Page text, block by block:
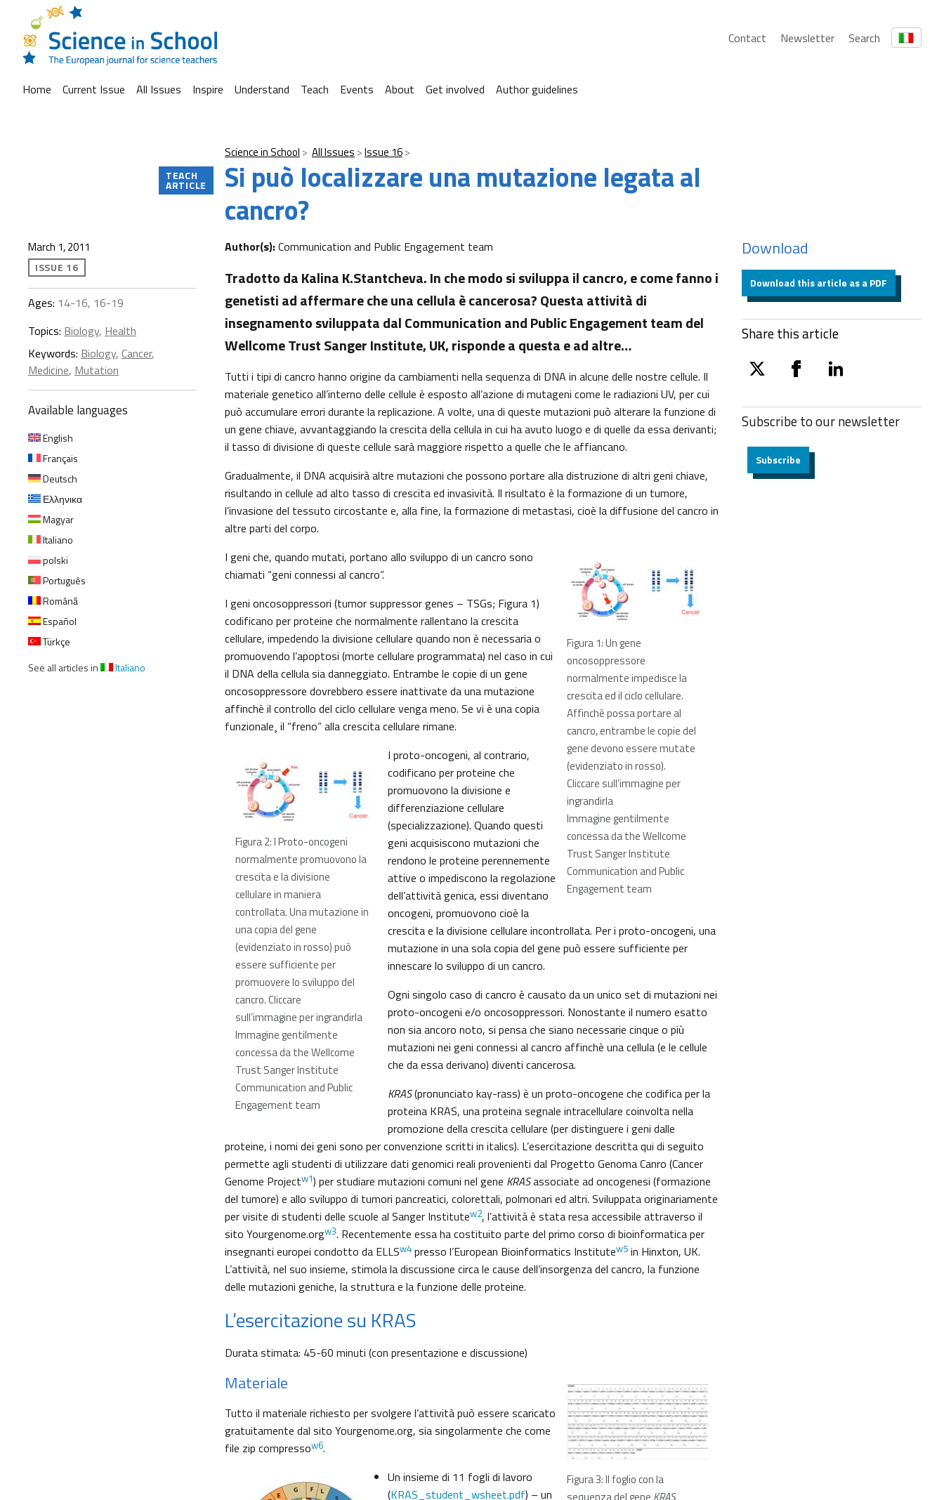
Contact Newsletter Search
Home Current Issue All Issues Inspire Understand Teach Events About Get involved Author guidelines
Science in School All Issues Issue 16
Si può localizzare una mutazione legata al
cancro?
TEACH
ARTICLE
March 1, 2011
ISSUE 16
Ages: 14-16, 16-19
Topics: Biology, Health
Keywords: Biology, Cancer,
Medicine, Mutation
Available languages
English
Français
Deutsch
Ελληνικα
Magyar
Italiano
polski
Português
Română
Español
Türkçe
See all articles in
Italiano
Author(s):Communication and Public Engagement team
Tradotto da Kalina K.Stantcheva. In che modo si sviluppa il cancro, e come fanno i
genetisti ad affermare che una cellula è cancerosa? Questa attività di
insegnamento sviluppata dal Communication and Public Engagement team del
Wellcome Trust Sanger Institute, UK, risponde a questa e ad altre…
Tutti i tipi di cancro hanno origine da cambiamenti nella sequenza di DNA in alcune delle nostre cellule. Il
materiale genetico all’interno delle cellule è esposto all’azione di mutageni come le radiazioni UV, per cui
può accumulare errori durante la replicazione. A volte, una di queste mutazioni può alterare la funzione di
un gene chiave, avvantaggiando la crescita della cellula in cui ha avuto luogo e di quelle da essa derivanti;
il tasso di divisione di queste cellule sarà maggiore rispetto a quelle che le affiancano.
Gradualmente, il DNA acquisirà altre mutazioni che possono portare alla distruzione di altri geni chiave,
risultando in cellule ad alto tasso di crescita ed invasività. Il risultato è la formazione di un tumore,
l’invasione del tessuto circostante e, alla fine, la formazione di metastasi, cioè la diffusione del cancro in
altre parti del corpo.
Figura 1: Un gene
oncosoppressore
normalmente impedisce la
crescita ed il ciclo cellulare.
Affinchè possa portare al
cancro, entrambe le copie del
gene devono essere mutate
(evidenziato in rosso).
Cliccare sull’immagine per
ingrandirla
Immagine gentilmente
concessa da the Wellcome
Trust Sanger Institute
Communication and Public
Engagement team
I geni che, quando mutati, portano allo sviluppo di un cancro sono
chiamati “geni connessi al cancro”.
I geni oncosoppressori (tumor suppressor genes – TSGs; Figura 1)
codificano per proteine che normalmente rallentano la crescita
cellulare, impedendo la divisione cellulare quando non è necessaria o
promuovendo l’apoptosi (morte cellulare programmata) nel caso in cui
il DNA della cellula sia danneggiato. Entrambe le copie di un gene
oncosoppressore dovrebbero essere inattivate da una mutazione
affinchè il controllo del ciclo cellulare venga meno. Se vi è una copia
funzionale¸ il “freno” alla crescita cellulare rimane.
Figura 2: I Proto-oncogeni
normalmente promuovono la
crescita e la divisione
cellulare in maniera
controllata. Una mutazione in
una copia del gene
(evidenziato in rosso) può
essere sufficiente per
promuovere lo sviluppo del
cancro. Cliccare
sull’immagine per ingrandirla
Immagine gentilmente
concessa da the Wellcome
Trust Sanger Institute
Communication and Public
Engagement team
I proto-oncogeni, al contrario,
codificano per proteine che
promuovono la divisione e
differenziazione cellulare
(specializzazione). Quando questi
geni acquisiscono mutazioni che
rendono le proteine perennemente
attive o impediscono la regolazione
dell’attività genica, essi diventano
oncogeni, promuovono cioè la
crescita e la divisione cellulare incontrollata. Per i proto-oncogeni, una
mutazione in una sola copia del gene può essere sufficiente per
innescare lo sviluppo di un cancro.
Ogni singolo caso di cancro è causato da un unico set di mutazioni nei
proto-oncogeni e/o oncosoppressori. Nonostante il numero esatto
non sia ancoro noto, si pensa che siano necessarie cinque o più
mutazioni nei geni connessi al cancro affinchè una cellula (e le cellule
che da essa derivano) diventi cancerosa.
KRAS(pronunciato kay-rass) è un proto-oncogene che codifica per la
proteina KRAS, una proteina segnale intracellulare coinvolta nella
promozione della crescita cellulare (per distinguere i geni dalle
proteine, i nomi dei geni sono per convenzione scritti in italics). L’esercitazione descritta qui di seguito
permette agli studenti di utilizzare dati genomici reali provenienti dal Progetto Genoma Canro (Cancer
Genome Projectw1) per studiare mutazioni comuni nel gene KRASassociate ad oncogenesi (formazione
del tumore) e allo sviluppo di tumori pancreatici, colorettali, polmonari ed altri. Sviluppata originariamente
per visite di studenti delle scuole al Sanger Institutew2, l’attività è stata resa accessibile attraverso il
sito Yourgenome.orgw3. Recentemente essa ha costituito parte del primo corso di bioinformatica per
insegnanti europei condotto da ELLSw4 presso l’European Bioinformatics Institutew5 in Hinxton, UK.
L’attività, nel suo insieme, stimola la discussione circa le cause dell’insorgenza del cancro, la funzione
delle mutazioni geniche, la struttura e la funzione delle proteine.
L’esercitazione su KRAS
Durata stimata: 45-60 minuti (con presentazione e discussione)
Figura 3: Il foglio con la
Materiale
Tutto il materiale richiesto per svolgere l’attività può essere scaricato
gratuitamente dal sito Yourgenome.org, sia singolarmente che come
file zip compressow6.
Un insieme di 11 fogli di lavoro
(KRAS_student_wsheet.pdf) – un
Download
Download this article as a PDF
Share this article
twitter facebooklinkedin
Subscribe to ournewsletter
Subscribe